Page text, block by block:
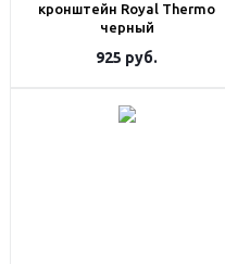
кронштейн Royal Thermo
черный
925 руб.